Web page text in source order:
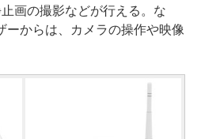
画の撮影などが行える。な
ーからは、カメラの操作や映像